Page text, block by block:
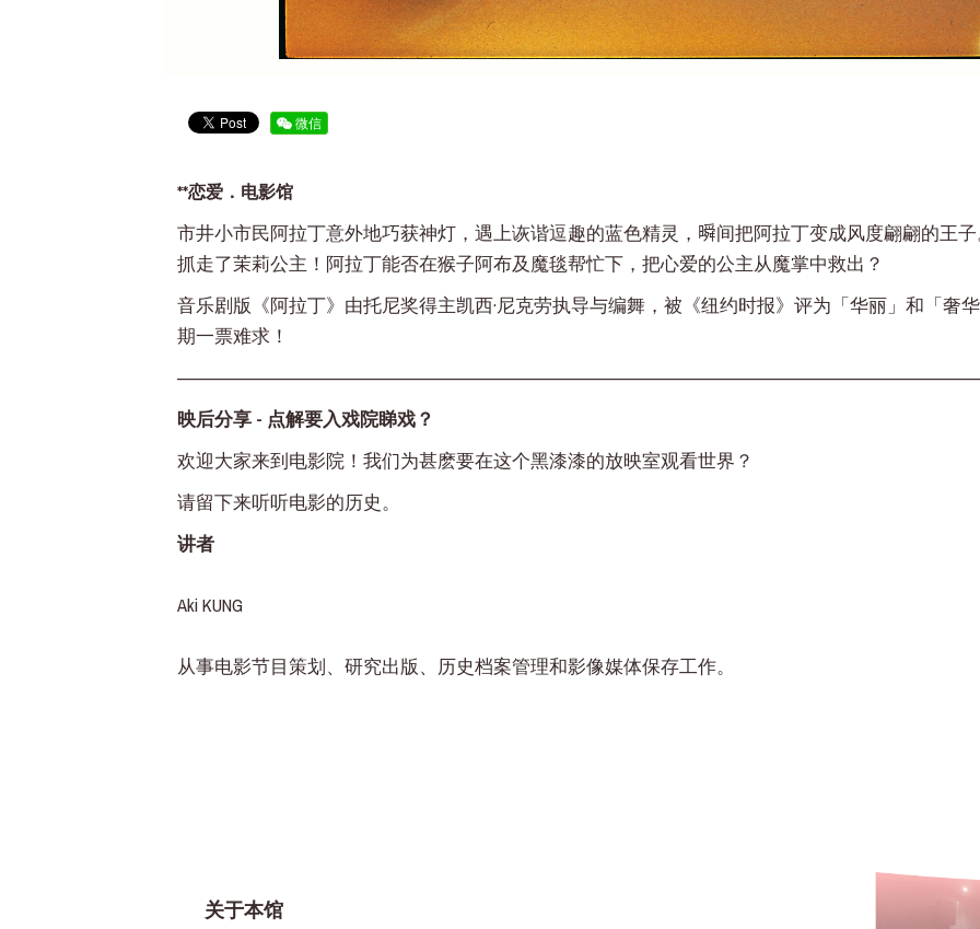
微信
**恋爱．电影馆
市井小市民阿拉丁意外地巧获神灯，遇上诙谐逗趣的蓝色精灵，𣊬间把阿拉丁变成风度翩翩的王
抓走了茉莉公主！阿拉丁能否在猴子阿布及魔毯帮忙下，把心爱的公主从魔掌中救出？
音乐剧版《阿拉丁》由托尼奖得主凯西·尼克劳执导与编舞，被《纽约时报》评为「华丽」和「奢
期一票难求！
映后分享 - 点解要入戏院睇戏？
欢迎大家来到电影院！我们为甚麽要在这个黑漆漆的放映室观看世界？
请留下来听听电影的历史。
讲者
Aki KUNG
从事电影节目策划、研究出版、历史档案管理和影像媒体保存工作。
关于本馆